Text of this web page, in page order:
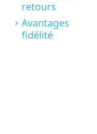
retours
Avantages
fidélité